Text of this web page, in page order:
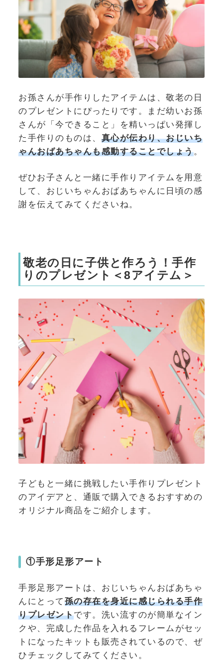
お孫さんが手作りしたアイテムは、敬老の日
のプレゼントにぴったりです。まだ幼いお孫
さんが「今できること」を精いっぱい発揮し
た手作りのものは、 真心が伝わり、おじいち
ゃんおばあちゃんも感動することでしょう。
ぜひお子さんと一緒に手作りアイテムを用意
して、おじいちゃんおばあちゃんに日頃の感
謝を伝えてみてくださいね。
敬老の日に子供と作ろう！手作
りのプレゼント＜8アイテム＞
子どもと一緒に挑戦したい手作りプレゼント
のアイデアと、通販で購入できるおすすめの
オリジナル商品をご紹介します。
①手形足形アート
手形足形アートは、おじいちゃんおばあちゃ
んにとって 孫の存在を身近に感じられる手作
りプレゼントです。洗い流すのが簡単なイン
クや、完成した作品を入れるフレームがセッ
トになったキットも販売されているので、ぜ
ひチェックしてみてください。